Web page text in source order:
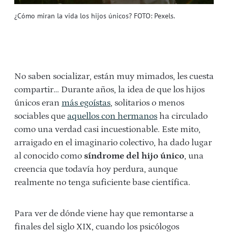
¿Cómo miran la vida los hijos únicos? FOTO: Pexels.
No saben socializar, están muy mimados, les cuesta
compartir… Durante años, la idea de que los hijos
únicos eran más egoístas, solitarios o menos
sociables que aquellos con hermanos ha circulado
como una verdad casi incuestionable. Este mito,
arraigado en el imaginario colectivo, ha dado lugar
al conocido como síndrome del hijo único, una
creencia que todavía hoy perdura, aunque
realmente no tenga suficiente base científica.
Para ver de dónde viene hay que remontarse a
finales del siglo XIX, cuando los psicólogos